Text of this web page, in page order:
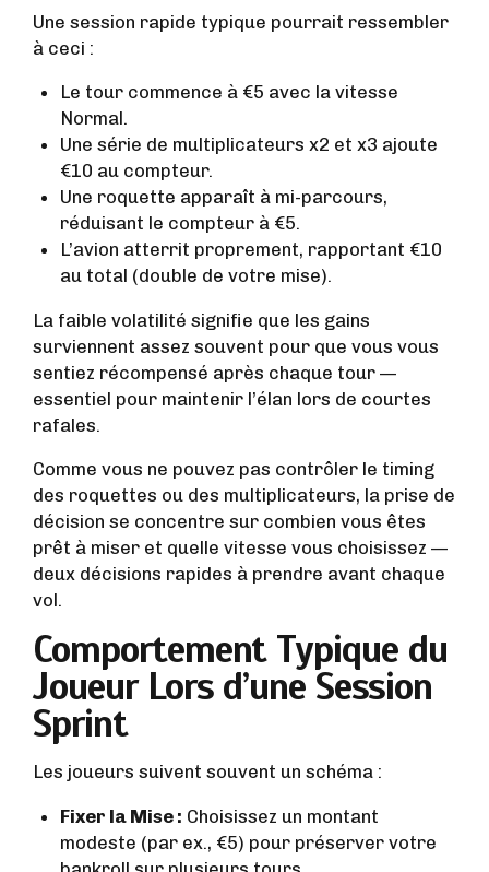
Une session rapide typique pourrait ressembler
à ceci :
Le tour commence à €5 avec la vitesse
Normal.
Une série de multiplicateurs x2 et x3 ajoute
€10 au compteur.
Une roquette apparaît à mi-parcours,
réduisant le compteur à €5.
L’avion atterrit proprement, rapportant €10
au total (double de votre mise).
La faible volatilité signifie que les gains
surviennent assez souvent pour que vous vous
sentiez récompensé après chaque tour —
essentiel pour maintenir l’élan lors de courtes
rafales.
Comme vous ne pouvez pas contrôler le timing
des roquettes ou des multiplicateurs, la prise de
décision se concentre sur combien vous êtes
prêt à miser et quelle vitesse vous choisissez —
deux décisions rapides à prendre avant chaque
vol.
Comportement Typique du
Joueur Lors d’une Session
Sprint
Les joueurs suivent souvent un schéma :
Fixer la Mise : Choisissez un montant
modeste (par ex., €5) pour préserver votre